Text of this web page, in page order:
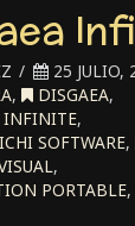
25 JULIO,
, DISGAEA,
INFINITE,
SOFTWARE,
,
PORTABLE